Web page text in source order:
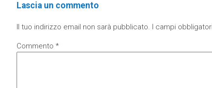
Lascia un commento
Il tuo indirizzo email non sarà pubblicato. I campi
Commento *